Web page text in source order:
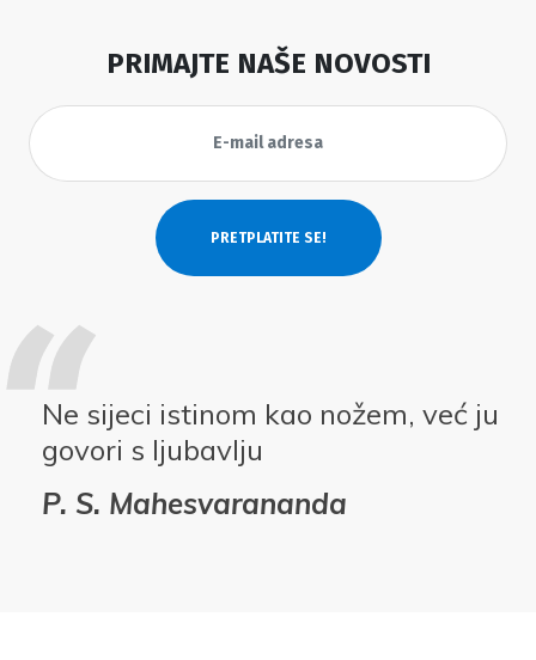
PRIMAJTE NAŠE NOVOSTI
Ne sijeci istinom kao nožem, već ju
govori s ljubavlju
P. S. Mahesvarananda